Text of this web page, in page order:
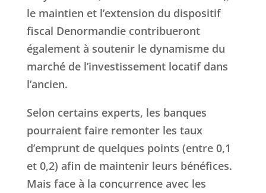
le maintien et l’extension du dispositif
fiscal Denormandie contribueront
également à soutenir le dynamisme du
marché de l’investissement locatif dans
l’ancien.
Selon certains experts, les banques
pourraient faire remonter les taux
d’emprunt de quelques points (entre 0,1
et 0,2) afin de maintenir leurs bénéfices.
Mais face à la concurrence avec les